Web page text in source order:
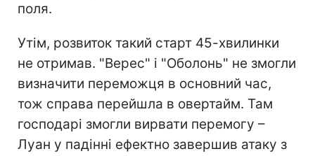
поля.
Утім, розвиток такий старт 45-хвилинки
не отримав. "Верес" і "Оболонь" не змогли
визначити переможця в основний час,
тож справа перейшла в овертайм. Там
господарі змогли вирвати перемогу –
Луан у падінні ефектно завершив атаку з